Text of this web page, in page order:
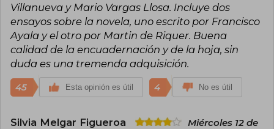
Villanueva y Mario Vargas Llosa. Incluye dos
ensayos sobre la novela, uno escrito por Francisco
Ayala y el otro por Martin de Riquer. Buena
calidad de la encuadernación y de la hoja, sin
duda es una tremenda adquisición.
45 Esta opinión es útil 4 No es útil
Silvia Melgar Figueroa
Miércoles 12 de